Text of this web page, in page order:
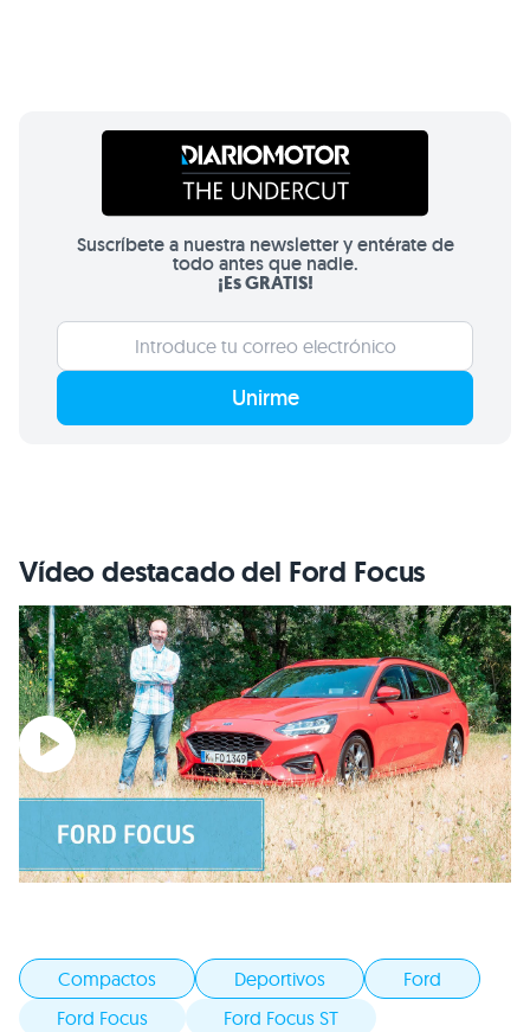
Suscríbete a nuestra newsletter y entérate de
todo antes que nadie.
¡Es GRATIS!
Unirme
Vídeo destacado del Ford Focus
Compactos Deportivos
Ford
Ford Focus
Ford Focus ST